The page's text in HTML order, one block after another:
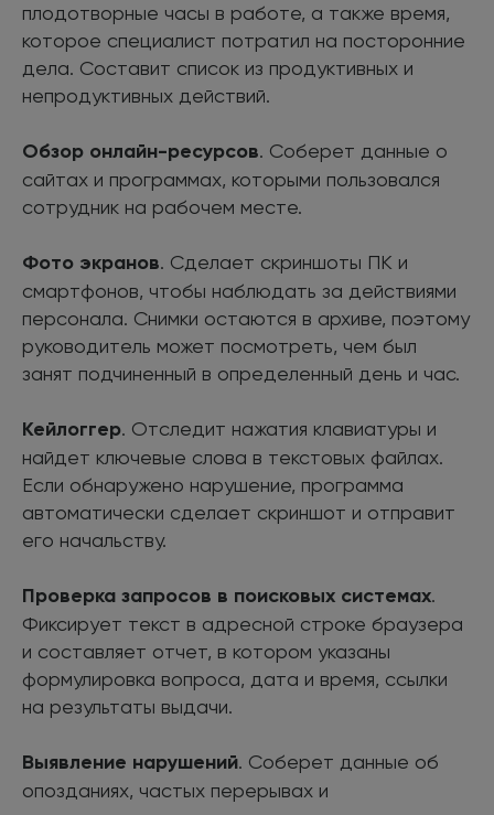
плодотворные часы в работе, а также время,
которое специалист потратил на посторонние
дела. Составит список из продуктивных и
непродуктивных действий.
Обзор онлайн-ресурсов. Соберет данные о
сайтах и программах, которыми пользовался
сотрудник на рабочем месте.
Фото экранов. Сделает скриншоты ПК и
смартфонов, чтобы наблюдать за действиями
персонала. Снимки остаются в архиве, поэтому
руководитель может посмотреть, чем был
занят подчиненный в определенный день и час.
Кейлоггер. Отследит нажатия клавиатуры и
найдет ключевые слова в текстовых файлах.
Если обнаружено нарушение, программа
автоматически сделает скриншот и отправит
его начальству.
Проверка запросов в поисковых системах.
Фиксирует текст в адресной строке браузера
и составляет отчет, в котором указаны
формулировка вопроса, дата и время, ссылки
на результаты выдачи.
Выявление нарушений. Соберет данные об
опозданиях, частых перерывах и